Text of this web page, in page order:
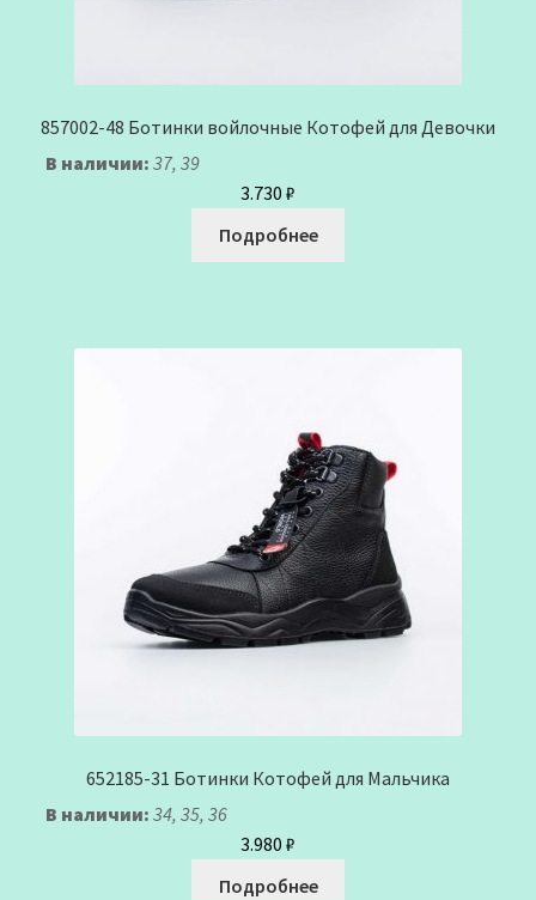
857002-48 Ботинки войлочные Котофей для Девочки
В наличии: 37, 39
3.730 ₽
Подробнее
652185-31 Ботинки Котофей для Мальчика
В наличии: 34, 35, 36
3.980 ₽
Подробнее